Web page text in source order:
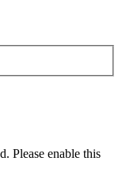
Please enable this